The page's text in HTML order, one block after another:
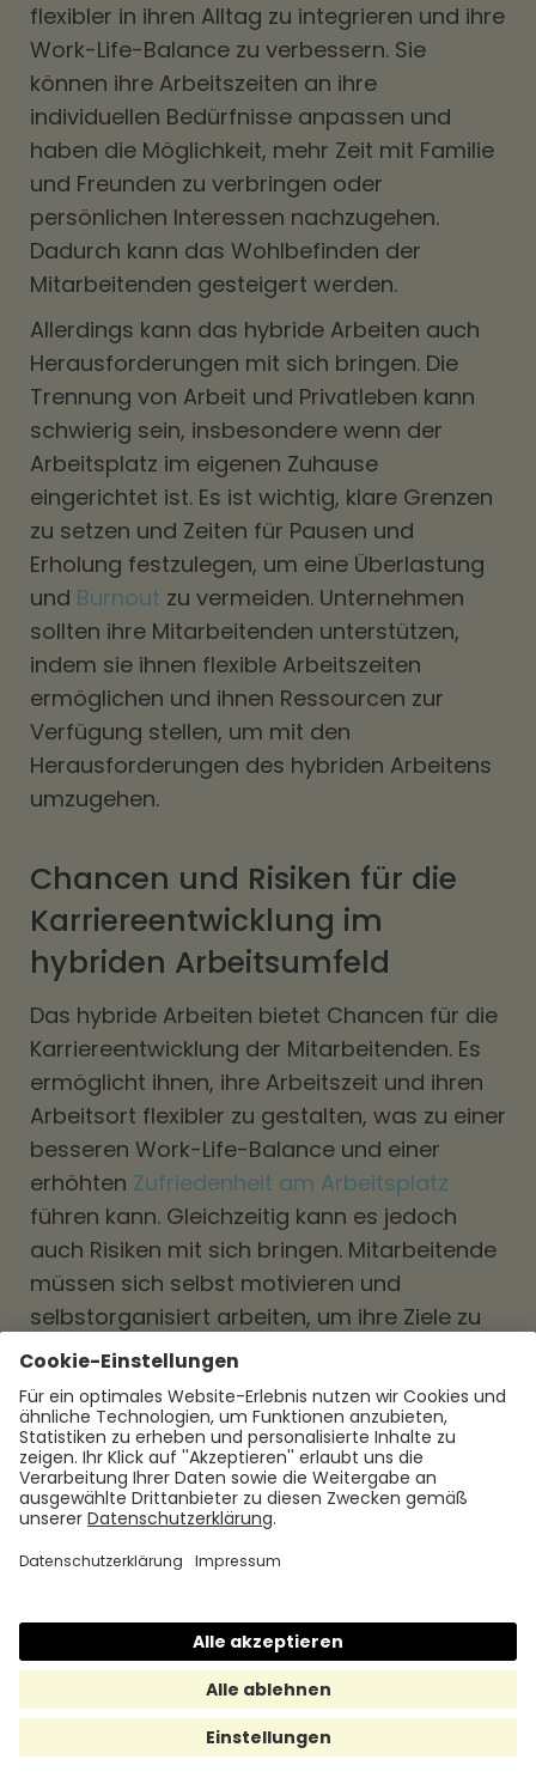
flexibler in ihren Alltag zu integrieren und ihre
Work-Life-Balance zu verbessern. Sie
können ihre Arbeitszeiten an ihre
individuellen Bedürfnisse anpassen und
haben die Möglichkeit, mehr Zeit mit Familie
und Freunden zu verbringen oder
persönlichen Interessen nachzugehen.
Dadurch kann das Wohlbefinden der
Mitarbeitenden gesteigert werden.
Allerdings kann das hybride Arbeiten auch
Herausforderungen mit sich bringen. Die
Trennung von Arbeit und Privatleben kann
schwierig sein, insbesondere wenn der
Arbeitsplatz im eigenen Zuhause
eingerichtet ist. Es ist wichtig, klare Grenzen
zu setzen und Zeiten für Pausen und
Erholung festzulegen, um eine Überlastung
und Burnout zu vermeiden. Unternehmen
sollten ihre Mitarbeitenden unterstützen,
indem sie ihnen flexible Arbeitszeiten
ermöglichen und ihnen Ressourcen zur
Verfügung stellen, um mit den
Herausforderungen des hybriden Arbeitens
umzugehen.
Chancen und Risiken für die
Karriereentwicklung im
hybriden Arbeitsumfeld
Das hybride Arbeiten bietet Chancen für die
Karriereentwicklung der Mitarbeitenden. Es
ermöglicht ihnen, ihre Arbeitszeit und ihren
Arbeitsort flexibler zu gestalten, was zu einer
besseren Work-Life-Balance und einer
erhöhten Zufriedenheit am Arbeitsplatz
führen kann. Gleichzeitig kann es jedoch
auch Risiken mit sich bringen. Mitarbeitende
müssen sich selbst motivieren und
selbstorganisiert arbeiten, um ihre Ziele zu
erreichen. Es ist wichtig, dass Unternehmen
ihre Mitarbeitenden weiterhin unterstützen,
indem sie klare Ziele und Erwartungen
setzen und ihnen Entwicklungsmöglichkeiten
bieten.
Insgesamt hat das hybride Arbeiten das
Potenzial, die Arbeitswelt zu verändern und
wichtig, dass Unternehmen und
Mitarbeitende sich auf diese Veränderungen
einstellen und die Chancen des hybriden
Arbeitens nutzen.